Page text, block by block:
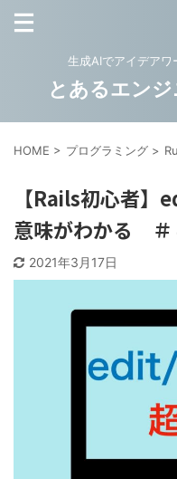
生成AIでアイデア
とあるエン
HOME > プログラミング >
【Rails初心者
意味がわかる ＃
2021年3月17日